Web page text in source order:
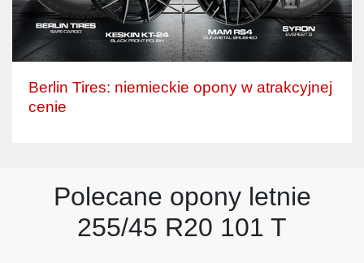
Berlin Tires: niemieckie opony w atrakcyjnej
cenie
Polecane opony letnie
255/45 R20 101 T